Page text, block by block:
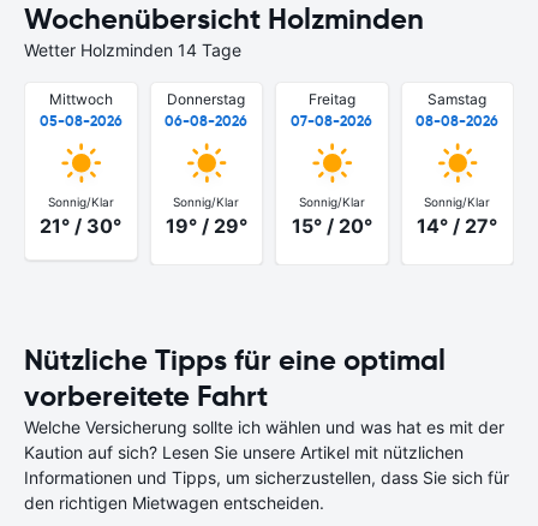
Wochenübersicht Holzminden
Wetter Holzminden 14 Tage
Mittwoch
05-08-2026
Sonnig/Klar
21° / 30°
Donnerstag
06-08-2026
Sonnig/Klar
19° / 29°
Freitag
07-08-2026
Sonnig/Klar
15° / 20°
Samstag
08-08-2026
Sonnig/Klar
14° / 27°
Nützliche Tipps für eine optimal
vorbereitete Fahrt
Welche Versicherung sollte ich wählen und was hat es mit der
Kaution auf sich? Lesen Sie unsere Artikel mit nützlichen
Informationen und Tipps, um sicherzustellen, dass Sie sich für
den richtigen Mietwagen entscheiden.